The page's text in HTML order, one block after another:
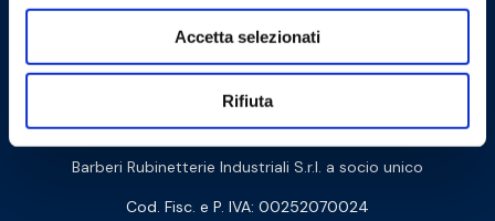
Accetta selezionati
Rifiuta
Cookie Policy Privacy Policy
Contact us
Barberi Rubinetterie Industriali S.r.l. a socio unico
Cod. Fisc. e P. IVA: 00252070024